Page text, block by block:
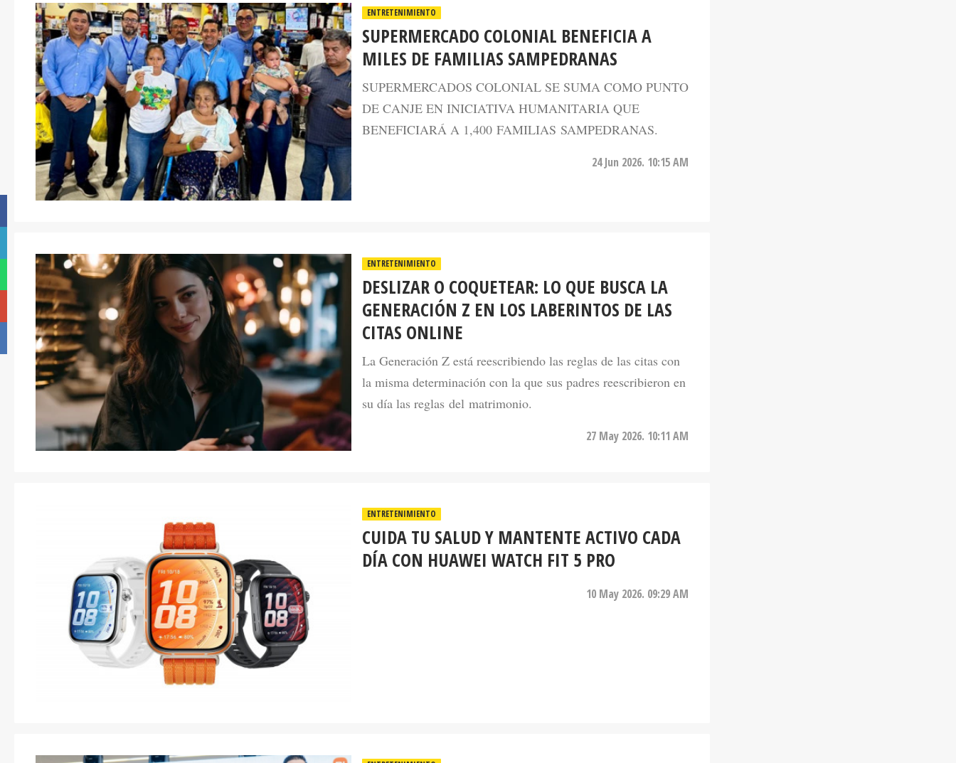
ENTRETENIMIENTO
SUPERMERCADO COLONIAL BENEFICIA A
MILES DE FAMILIAS SAMPEDRANAS
SUPERMERCADOS COLONIAL SE SUMA COMO PUNTO
DE CANJE EN INICIATIVA HUMANITARIA QUE
BENEFICIARÁ A 1,400 FAMILIAS SAMPEDRANAS.
24 Jun 2026. 10:15 AM
ENTRETENIMIENTO
DESLIZAR O COQUETEAR: LO QUE BUSCA LA
GENERACIÓN Z EN LOS LABERINTOS DE LAS
CITAS ONLINE
La Generación Z está reescribiendo las reglas de las citas con
la misma determinación con la que sus padres reescribieron en
su día las reglas del matrimonio.
27 May 2026. 10:11 AM
ENTRETENIMIENTO
CUIDA TU SALUD Y MANTENTE ACTIVO CADA
DÍA CON HUAWEI WATCH FIT 5 PRO
10 May 2026. 09:29 AM